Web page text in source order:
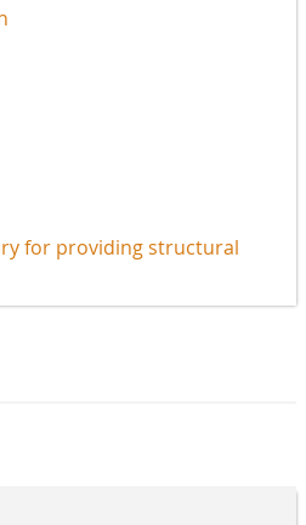
for providing structural